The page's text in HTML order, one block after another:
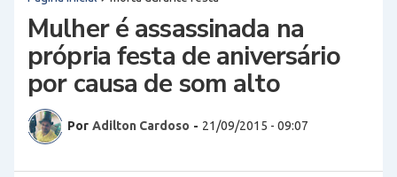
Mulher é assassinada na
própria festa de aniversário
por causa de som alto
Por Adilton Cardoso - 21/09/2015 - 09:07